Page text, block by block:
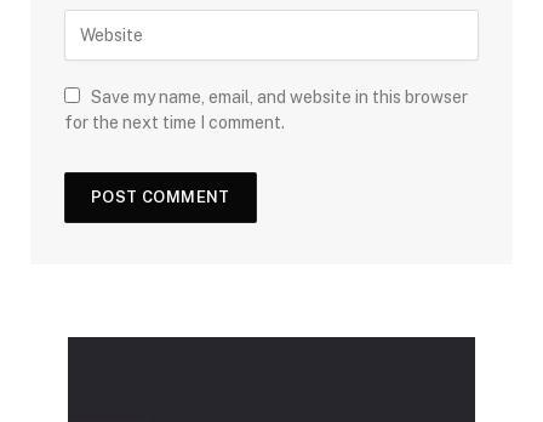
Save my name, email, and website in this browser
for the next time I comment.